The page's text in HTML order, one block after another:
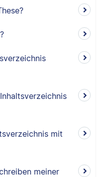
mit
meiner